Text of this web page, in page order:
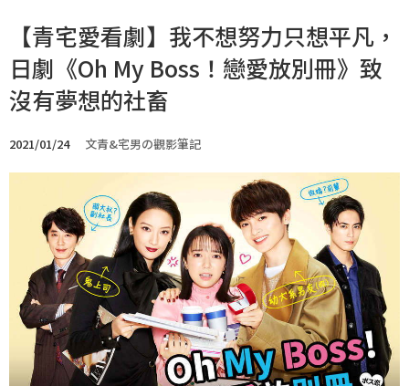
【青宅愛看劇】我不想努力只想平凡，
日劇《Oh My Boss！戀愛放別冊》致
沒有夢想的社畜
2021/01/24 文青&宅男の觀影筆記